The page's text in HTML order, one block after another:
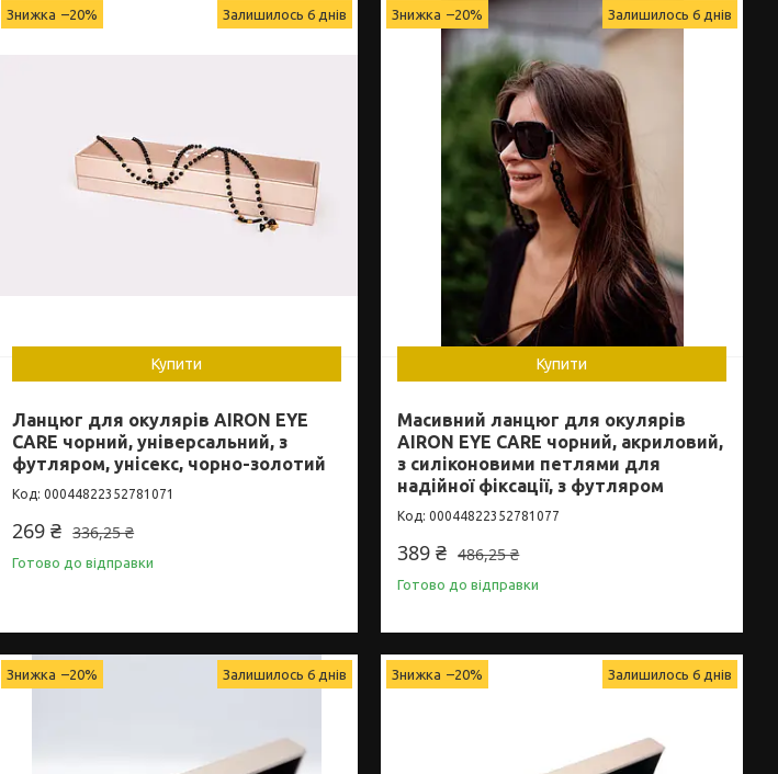
–20% Залишилось 6 днів
Купити
Ланцюг для окулярів AIRON EYE
CARE чорний, універсальний, з
футляром, унісекс, чорно-золотий
00044822352781071
336,25 ₴
269 ₴
Готово до відправки
–20% Залишилось 6 днів
Купити
Масивний ланцюг для окулярів
AIRON EYE CARE чорний, акриловий,
з силіконовими петлями для
надійної фіксації, з футляром
00044822352781077
486,25 ₴
389 ₴
Готово до відправки
–20% Залишилось 6 днів –20% Залишилось 6 днів